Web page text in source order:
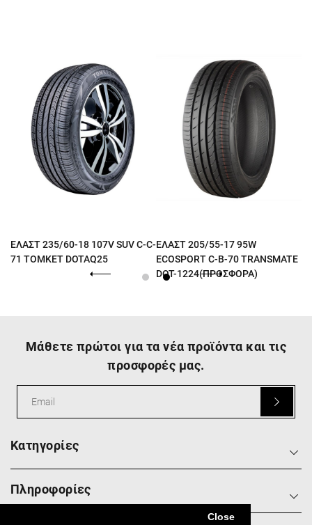
Close
ΕΛΑΣΤ 235/60-18 107V SUV C-C-
71 TOMKET DOTAQ25
ΕΛΑΣΤ 205/55-17 95W
ECOSPORT C-B-70 TRANSMATE
DOT-1224(ΠΡΟΣΦΟΡΑ)
Κατηγορίες
Πληροφορίες
Μάθετε πρώτοι για τα νέα προϊόντα και τις
προσφορές μας.